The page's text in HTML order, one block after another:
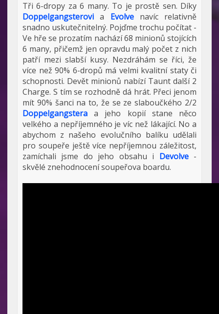
Tři 6-dropy za 6 many. To je prostě sen. Díky
Doppelgangsterovi a Evolvenavíc relativně
snadno uskutečnitelný. Pojďme trochu počítat -
Ve hře se prozatím nachází 68 minionů stojících
6 many, přičemž jen opravdu malý počet z nich
patří mezi slabší kusy. Nezdráhám se říci, že
více než 90% 6-dropů má velmi kvalitní staty či
schopnosti. Devět minionů nabízí Taunt další 2
Charge. S tím se rozhodně dá hrát. Přeci jenom
mít 90% šanci na to, že se ze slaboučkého 2/2
Doppelgangstera a jeho kopií stane něco
velkého a nepříjemného je víc než lákající. No a
abychom z našeho evolučního balíku udělali
pro soupeře ještě více nepříjemnou záležitost,
zamíchali jsme do jeho obsahu i Devolve-
skvělé znehodnocení soupeřova boardu.